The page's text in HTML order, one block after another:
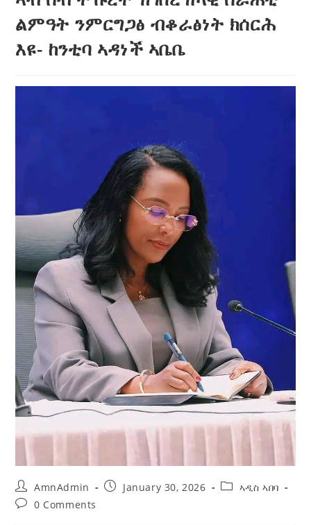
ልምዓት ንምርግጋፅ ብቆራፅነት ክሰርሕ
እዩ- ከንቲባ ኣዳነች ኣቤቤ
AmnAdmin January 30, 2026
ኣዲስ ኣበባ
0 Comments